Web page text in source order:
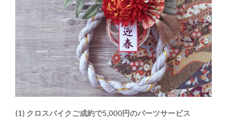
(1) クロスバイクご成約で5,000円のパーツサービス